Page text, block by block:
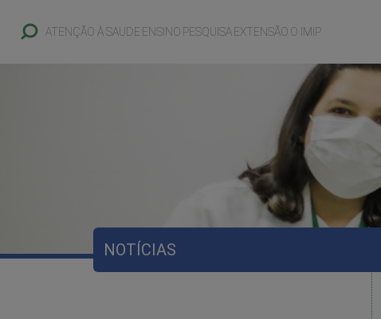
ATENÇÃO À SAUDE ENSINO PESQUISAEXTENSÃO O IMIP
NOTÍCIAS